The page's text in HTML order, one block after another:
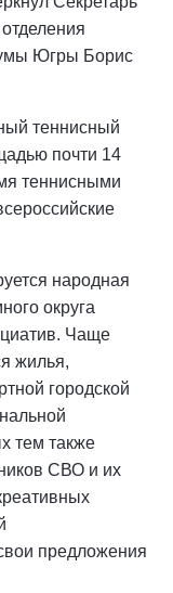
Югры Борис
теннисный
почти 14
теннисными
народная
округа
Чаще
жилья,
городской
тем также
СВО и их
предложения